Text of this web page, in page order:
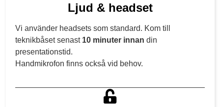
Ljud & headset
Vi använder headsets som standard. Kom till
teknikbåset senast 10 minuter innan din
presentationstid.
Handmikrofon finns också vid behov.